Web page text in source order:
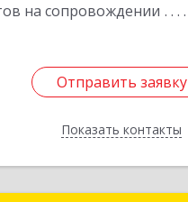
на сопровождении
Отправить заявку
Показать контакты
Отправить заявку
Назад